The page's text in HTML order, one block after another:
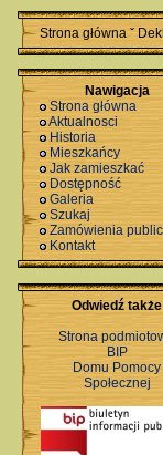
Strona główna ˇ
Nawigacja
Strona główna
Aktualnosci
Historia
Mieszkańcy
Jak zamieszkać
Dostępność
Galeria
Szukaj
Zamówienia
Kontakt
Odwiedź także
Strona
BIP
Domu Pomocy
Społecznej